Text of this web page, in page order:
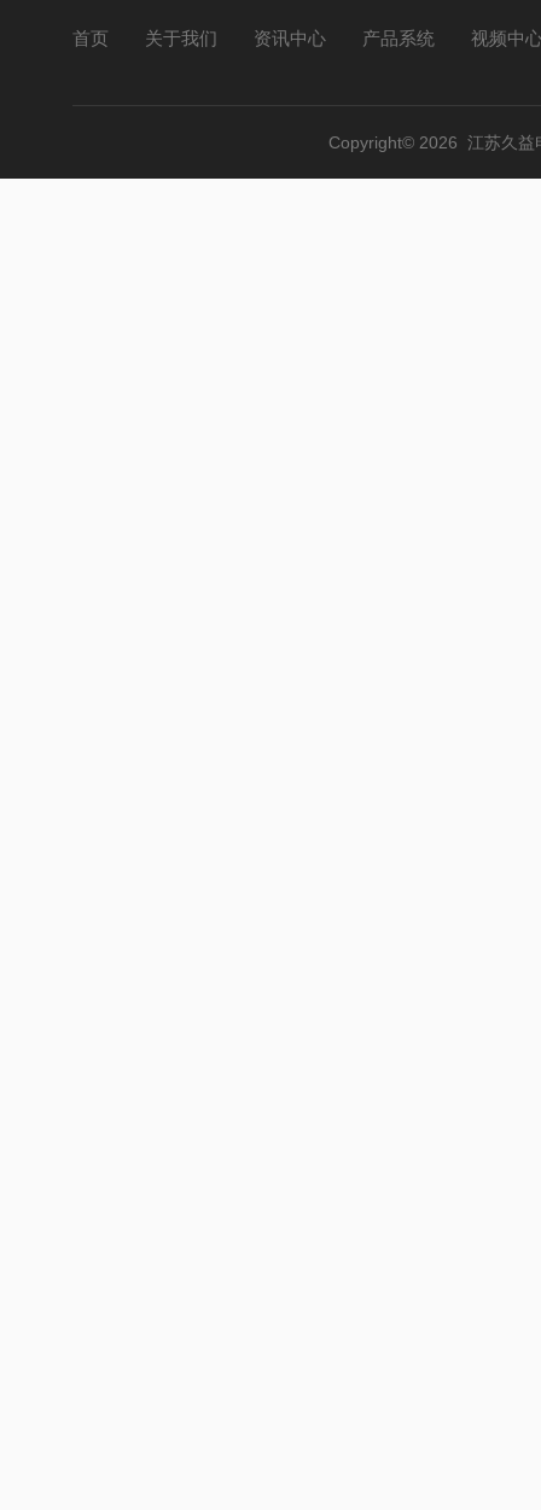
首页 关于我们 资讯中心 产品系统 视频中
Copyright© 2026 江苏久